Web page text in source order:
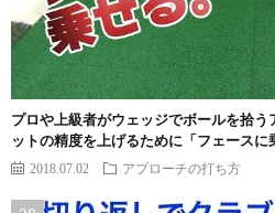
プロや上級者がウェッジでボールを拾う
ットの精度を上げるために「フェースに
2018.07.02 アプローチの打ち方